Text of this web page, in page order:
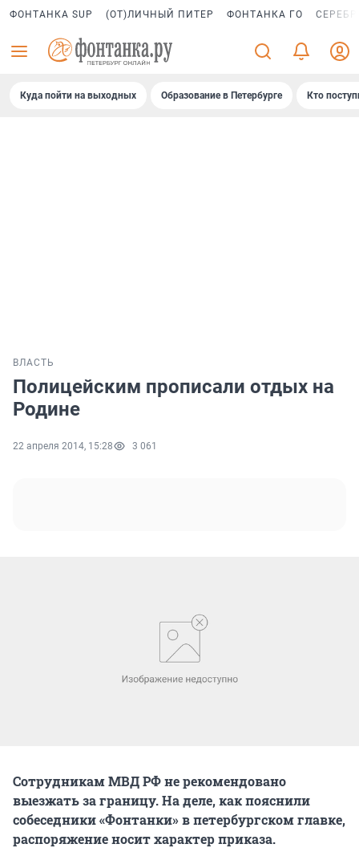
ФОНТАНКА SUP (ОТ)ЛИЧНЫЙ ПИТЕР ФОНТАНКА ГО
Куда пойти на выходных Образование в Петербурге Кто
ВЛАСТЬ
Полицейским прописали отдых на
Родине
22 апреля 2014, 15:28 3 061
Сотрудникам МВД РФ не рекомендовано
выезжать за границу. На деле, как пояснили
собеседники «Фонтанки» в петербургском главке,
распоряжение носит характер приказа.